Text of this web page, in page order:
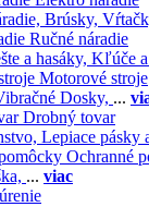
Brúsky,
Ručné náradie
a hasáky, Kľúče a
Motorové stroje
Dosky, ...
Drobný tovar
Lepiace pásky
Ochranné
... viac